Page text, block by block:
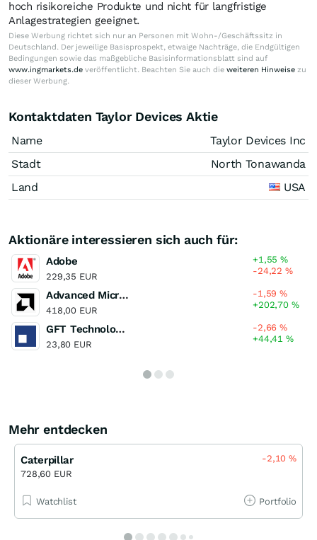
hoch risikoreiche Produkte und nicht für langfristige
Anlagestrategien geeignet.
Diese Werbung richtet sich nur an Personen mit Wohn-/Geschäftssitz in
Deutschland. Der jeweilige Basisprospekt, etwaige Nachträge, die Endgültigen
Bedingungen sowie das maßgebliche Basisinformationsblatt sind auf
www.ingmarkets.de veröffentlicht. Beachten Sie auch die weiteren Hinweise zu
dieser Werbung.
Kontaktdaten Taylor Devices Aktie
Name
Taylor Devices Inc
Stadt
North Tonawanda
Land
USA
Aktionäre interessieren sich auch für:
Adobe
229,35 EUR
+1,55%
-24,22%
Advanced Micro Devices
418,00 EUR
-1,59%
+202,70 %
GFT Technologies
23,80 EUR
-2,66%
+44,41%
Mehr entdecken
Caterpillar
728,60 EUR
-2,10%
Watchlist Portfolio